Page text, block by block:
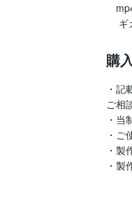
購
・
ご相
・
・
・製
・製